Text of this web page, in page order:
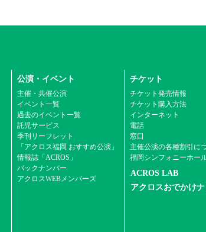
公演・イベント
主催・共催公演
イベント一覧
過去のイベント一覧
託児サービス
季刊リーフレット
「アクロス福岡 おすすめ公演」
情報誌「ACROS」
バックナンバー
アクロスWEBメンバーズ
チケット
チケット発売情報
チケット購入方法
インターネット
電話
窓口
主催公演の各種割引に
福岡シンフォニーホー
ACROS LAB
アクロスおでかけ